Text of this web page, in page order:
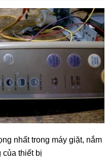
nhất trong máy giặt, nắm
của thiết bị